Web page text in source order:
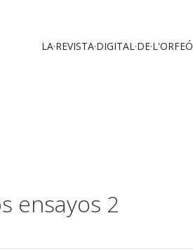
LA·REVISTA·DIGITAL·DE·L'ORFEÓ
ensayos 2